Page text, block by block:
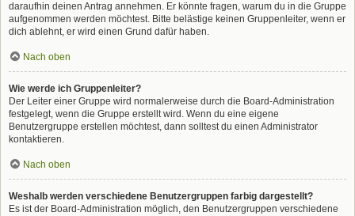
daraufhin deinen Antrag annehmen. Er könnte fragen, warum du in die Gruppe
aufgenommen werden möchtest. Bitte belästige keinen Gruppenleiter, wenn er
dich ablehnt, er wird einen Grund dafür haben.
Nach oben
Wie werde ich Gruppenleiter?
Der Leiter einer Gruppe wird normalerweise durch die Board-Administration
festgelegt, wenn die Gruppe erstellt wird. Wenn du eine eigene
Benutzergruppe erstellen möchtest, dann solltest du einen Administrator
kontaktieren.
Nach oben
Weshalb werden verschiedene Benutzergruppen farbig dargestellt?
Es ist der Board-Administration möglich, den Benutzergruppen verschiedene